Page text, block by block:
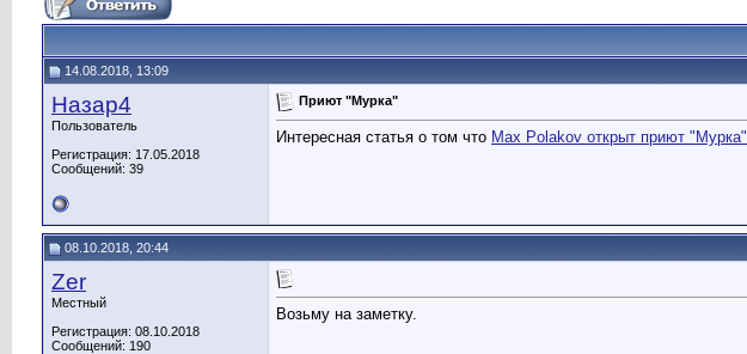
14.08.2018, 13:09
Назар4
Пользователь
Регистрация: 17.05.2018
Сообщений: 39
Приют "Мурка"
Интересная статья о том что Max Polakov открыт приют "Мурка"
08.10.2018, 20:44
Zer
Местный
Регистрация: 08.10.2018
Сообщений: 190
Возьму на заметку.